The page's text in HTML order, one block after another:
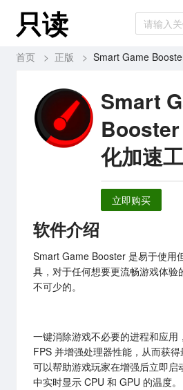
只读
首页 > 正版 > Smart Game
Smart
化加速
立即购买
软件介绍
Smart Game Booster 是易于使用
具，对于任何想要更流畅游戏体验
不可少的。
一键消除游戏不必要的进程和应用
FPS 并增强处理器性能，从而获
可以帮助游戏玩家在增强后立即启
中实时显示 CPU 和 GPU 的温度。